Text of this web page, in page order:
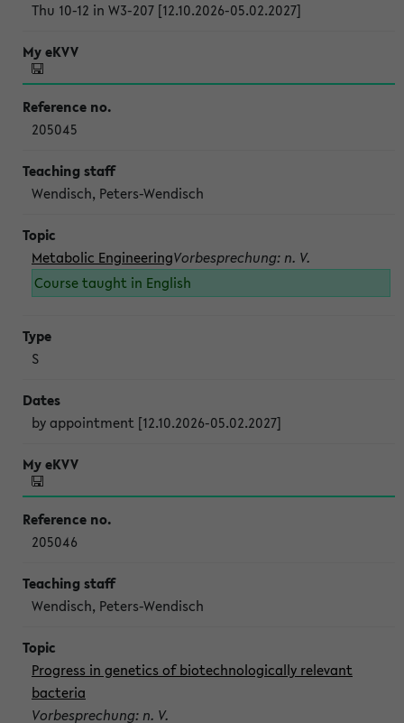
Thu 10-12 in W3-207 [12.10.2026-05.02.2027]
205045
Wendisch, Peters-Wendisch
Metabolic EngineeringVorbesprechung: n. V.
Course taught in English
S
by appointment [12.10.2026-05.02.2027]
205046
Wendisch, Peters-Wendisch
Progress in genetics of biotechnologically relevant
bacteria
Vorbesprechung: n. V.